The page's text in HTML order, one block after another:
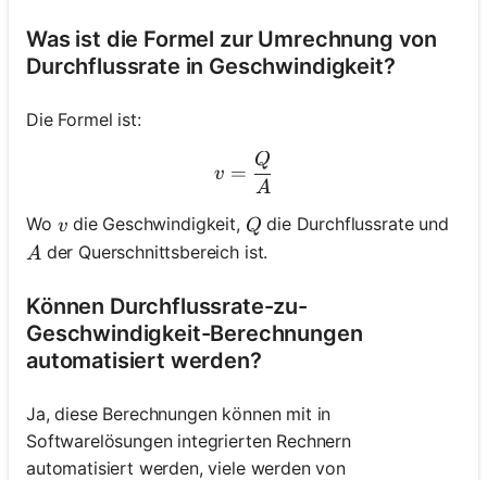
Was ist die Formel zur Umrechnung von
Durchflussrate in Geschwindigkeit?
Die Formel ist:
v = \frac{Q}{A}
v =
A
Q
Wo v
v die Geschwindigkeit, Q
Q die Durchflussrate und
A
A der Querschnittsbereich ist.
Können Durchflussrate-zu-
Geschwindigkeit-Berechnungen
automatisiert werden?
Ja, diese Berechnungen können mit in
Softwarelösungen integrierten Rechnern
automatisiert werden, viele werden von